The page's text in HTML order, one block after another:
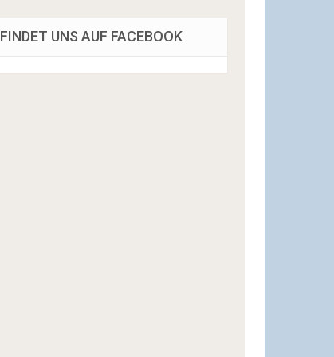
FINDET UNS AUF FACEBOOK